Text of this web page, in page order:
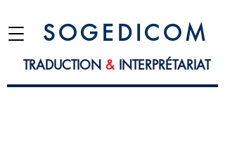
S O G E D I C O M
TRADUCTION &INTERPRÉTARIAT